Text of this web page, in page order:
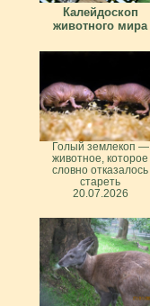
Калейдоскоп
животного мира
Голый землекоп —
животное, которое
словно отказалось
стареть
20.07.2026